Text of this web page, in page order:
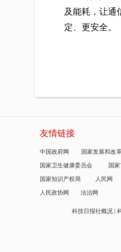
及能耗，让通
定、更安全。
友情链接
中国政府网 国家发展和改
国家卫生健康委员会
国
国家知识产权局
人民网
人民政协网
法治网
科技日报社概况